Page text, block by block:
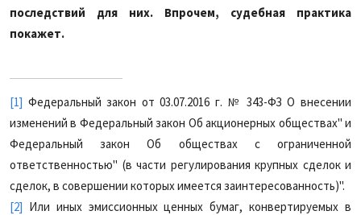
последствий для них. Впрочем, судебная практика
покажет.
[1] Федеральный закон от 03.07.2016 г. № 343-ФЗ О внесении
изменений в Федеральный закон Об акционерных обществах" и
Федеральный закон Об обществах с ограниченной
ответственностью" (в части регулирования крупных сделок и
сделок, в совершении которых имеется заинтересованность)".
[2] Или иных эмиссионных ценных бумаг, конвертируемых в